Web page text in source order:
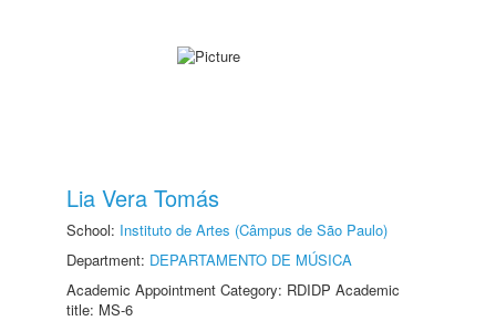
Lia Vera Tomás
School: Instituto de Artes (Câmpus de São Paulo)
Department: DEPARTAMENTO DE MÚSICA
Academic Appointment Category: RDIDP Academic
title: MS-6